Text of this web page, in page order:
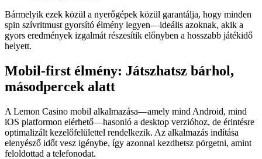
Bármelyik ezek közül a nyerőgépek közül garantálja, hogy minden
spin szívritmust gyorsító élmény legyen—ideális azoknak, akik a
gyors eredmények izgalmát részesítik előnyben a hosszabb játékidő
helyett.
Mobil-first élmény: Játszhatsz bárhol,
másodpercek alatt
A Lemon Casino mobil alkalmazása—amely mind Android, mind
iOS platformon elérhető—hasonló a desktop verzióhoz, de érintésre
optimalizált kezelőfelülettel rendelkezik. Az alkalmazás indítása
elenyésző időt vesz igénybe, így azonnal kezdhetsz pörgetni, amint
feloldottad a telefonodat.